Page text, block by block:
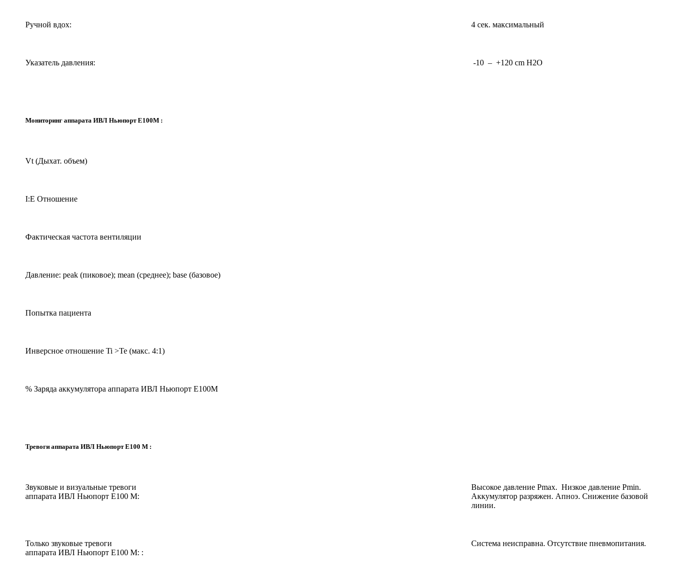
Ручной вдох: 4 сек. максимальный
Указатель давления: -10 – +120 cm H2O
Мониторинг аппарата ИВЛ Ньюпорт Е100М :
Vt (Дыхат. объем)
I:E Отношение
Фактическая частота вентиляции
Давление: peak (пиковое); mean (среднее); base (базовое)
Попытка пациента
Инверсное отношение Ti >Te (макс. 4:1)
% Заряда аккумулятора аппарата ИВЛ Ньюпорт Е100М
Тревоги аппарата ИВЛ Ньюпорт Е100 М :
Звуковые и визуальные тревоги
аппарата ИВЛ Ньюпорт Е100 М:
Высокое давление Pmax. Низкое давление Pmin.
Аккумулятор разряжен. Апноэ. Снижение базовой
линии.
Только звуковые тревоги
аппарата ИВЛ Ньюпорт Е100 М: :
Система неисправна. Отсутствие пневмопитания.